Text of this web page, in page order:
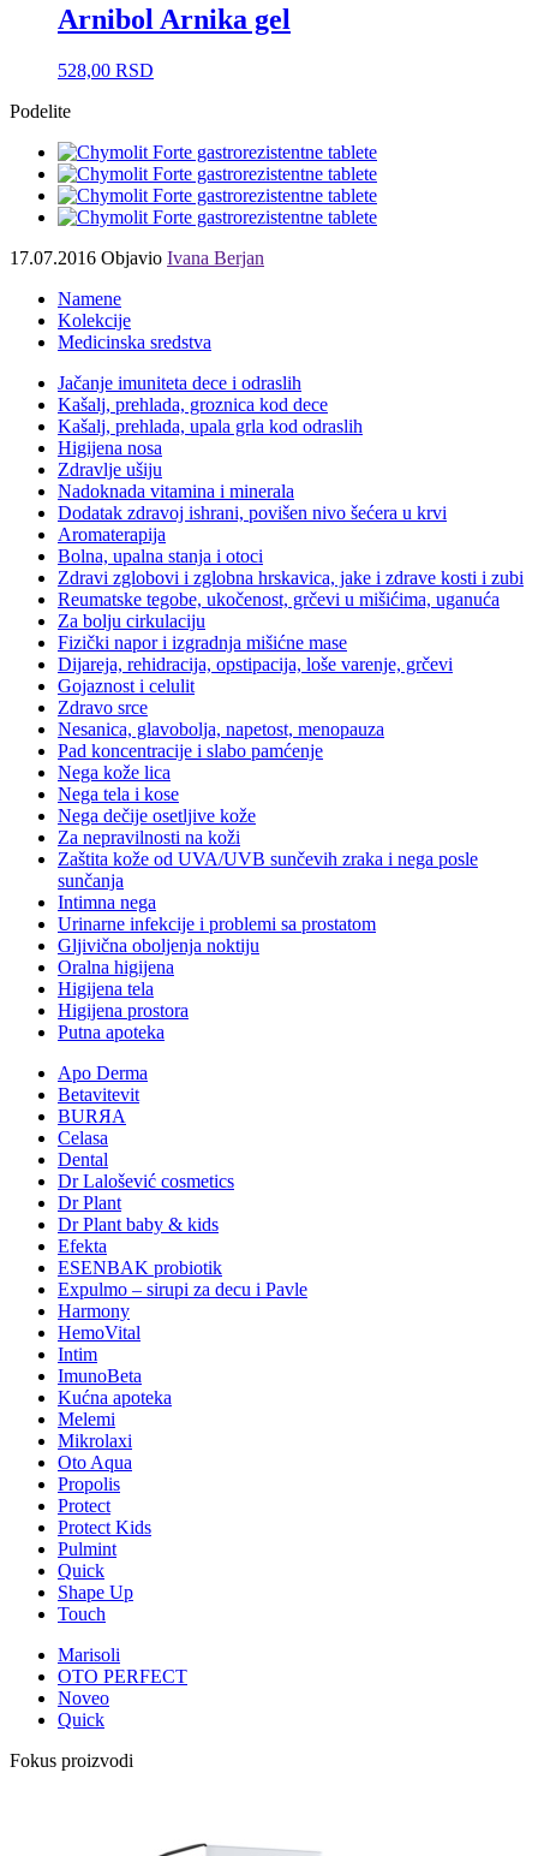
Arnibol Arnika gel
528,00 RSD
Podelite
17.07.2016 Objavio Ivana Berjan
Namene
Kolekcije
Medicinska sredstva
Jačanje imuniteta dece i odraslih
Kašalj, prehlada, groznica kod dece
Kašalj, prehlada, upala grla kod odraslih
Higijena nosa
Zdravlje ušiju
Nadoknada vitamina i minerala
Dodatak zdravoj ishrani, povišen nivo šećera u krvi
Aromaterapija
Bolna, upalna stanja i otoci
Zdravi zglobovi i zglobna hrskavica, jake i zdrave kosti i zubi
Reumatske tegobe, ukočenost, grčevi u mišićima, uganuća
Za bolju cirkulaciju
Fizički napor i izgradnja mišićne mase
Dijareja, rehidracija, opstipacija, loše varenje, grčevi
Gojaznost i celulit
Zdravo srce
Nesanica, glavobolja, napetost, menopauza
Pad koncentracije i slabo pamćenje
Nega kože lica
Nega tela i kose
Nega dečije osetljive kože
Za nepravilnosti na koži
Zaštita kože od UVA/UVB sunčevih zraka i nega posle
sunčanja
Intimna nega
Urinarne infekcije i problemi sa prostatom
Gljivična oboljenja noktiju
Oralna higijena
Higijena tela
Higijena prostora
Putna apoteka
Apo Derma
Betavitevit
BURЯA
Celasa
Dental
Dr Lalošević cosmetics
Dr Plant
Dr Plant baby & kids
Efekta
ESENBAK probiotik
Expulmo – sirupi za decu i Pavle
Harmony
HemoVital
Intim
ImunoBeta
Kućna apoteka
Melemi
Mikrolaxi
Oto Aqua
Propolis
Protect
Protect Kids
Pulmint
Quick
Shape Up
Touch
Marisoli
OTO PERFECT
Noveo
Quick
Fokus proizvodi